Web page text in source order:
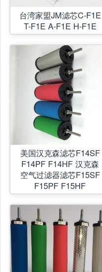
台湾家盟JM滤芯C-F1E
T-F1E A-F1E H-F1E
美国汉克森滤芯F14SF
F14PF F14HF 汉克森
空气过滤器滤芯F15SF
F15PF F15HF